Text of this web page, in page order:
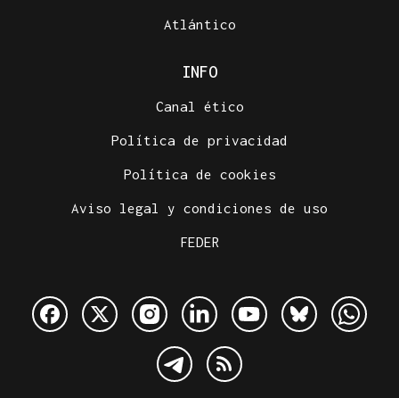
Atlántico
INFO
Canal ético
Política de privacidad
Política de cookies
Aviso legal y condiciones de uso
FEDER